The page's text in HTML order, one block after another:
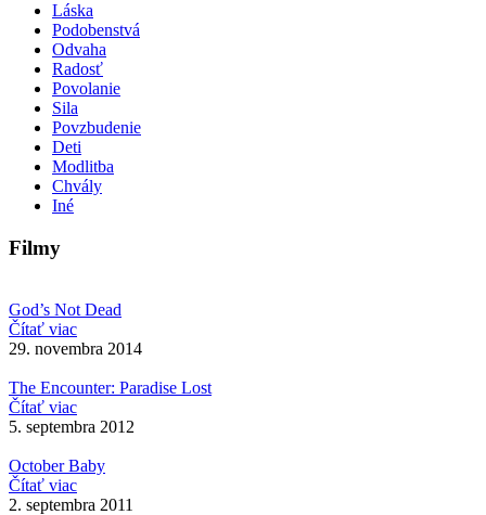
Láska
Podobenstvá
Odvaha
Radosť
Povolanie
Sila
Povzbudenie
Deti
Modlitba
Chvály
Iné
Filmy
God’s Not Dead
Čítať viac
29. novembra 2014
The Encounter: Paradise Lost
Čítať viac
5. septembra 2012
October Baby
Čítať viac
2. septembra 2011